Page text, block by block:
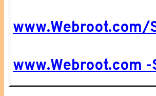
www.Webroot.com/
www.Webroot.com -